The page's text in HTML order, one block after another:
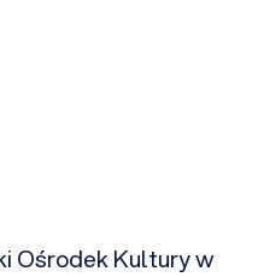
Ośrodek Kultury w